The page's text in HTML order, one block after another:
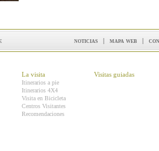
noticias | mapa web |
La visita
Itinerarios a pie
Itinerarios 4X4
Visita en Bicicleta
Centros Visitantes
Recomendaciones
Visitas guiadas